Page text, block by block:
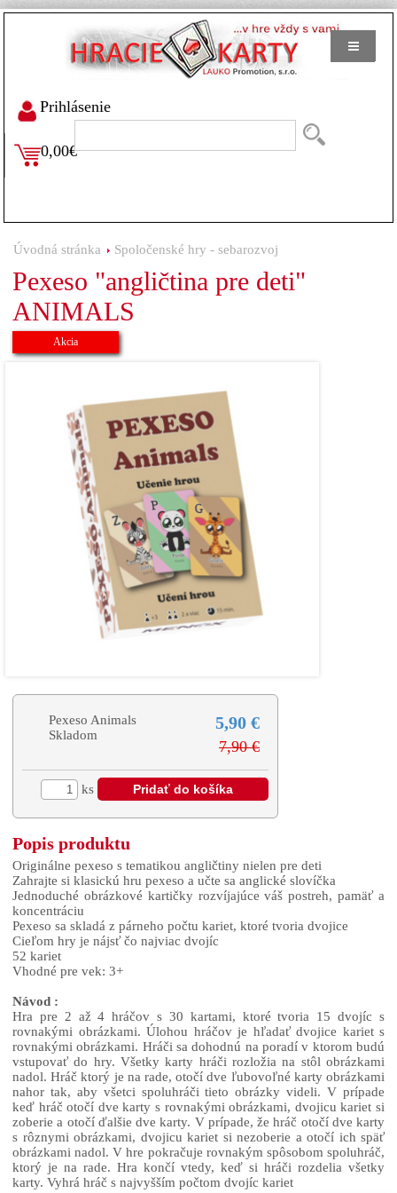
Prihlásenie
0,00€
Úvodná stránka Spoločenské hry - sebarozvoj
Pexeso "angličtina pre deti"
ANIMALS
Akcia
Pexeso Animals
Skladom
5,90 €
7,90 €
ks
Popis produktu
Originálne pexeso s tematikou angličtiny nielen pre deti
Zahrajte si klasickú hru pexeso a učte sa anglické slovíčka
Jednoduché obrázkové kartičky rozvíjajúce váš postreh, pamäť a
koncentráciu
Pexeso sa skladá z párneho počtu kariet, ktoré tvoria dvojice
Cieľom hry je nájsť čo najviac dvojíc
52 kariet
Vhodné pre vek: 3+
Návod :
Hra pre 2 až 4 hráčov s 30 kartami, ktoré tvoria 15 dvojíc s
rovnakými obrázkami. Úlohou hráčov je hľadať dvojice kariet s
rovnakými obrázkami. Hráči sa dohodnú na poradí v ktorom budú
vstupovať do hry. Všetky karty hráči rozložia na stôl obrázkami
nadol. Hráč ktorý je na rade, otočí dve ľubovoľné karty obrázkami
nahor tak, aby všetci spoluhráči tieto obrázky videli. V prípade
keď hráč otočí dve karty s rovnakými obrázkami, dvojicu kariet si
zoberie a otočí ďalšie dve karty. V prípade, že hráč otočí dve karty
s rôznymi obrázkami, dvojicu kariet si nezoberie a otočí ich späť
obrázkami nadol. V hre pokračuje rovnakým spôsobom spoluhráč,
ktorý je na rade. Hra končí vtedy, keď si hráči rozdelia všetky
karty. Vyhrá hráč s najvyšším počtom dvojíc kariet